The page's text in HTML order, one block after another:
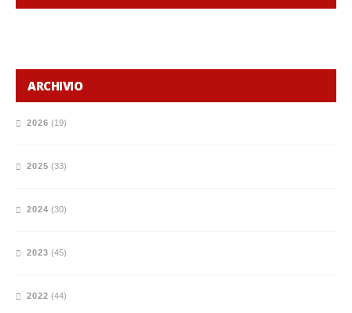
ARCHIVIO
2026 (19)
2025 (33)
2024 (30)
2023 (45)
2022 (44)